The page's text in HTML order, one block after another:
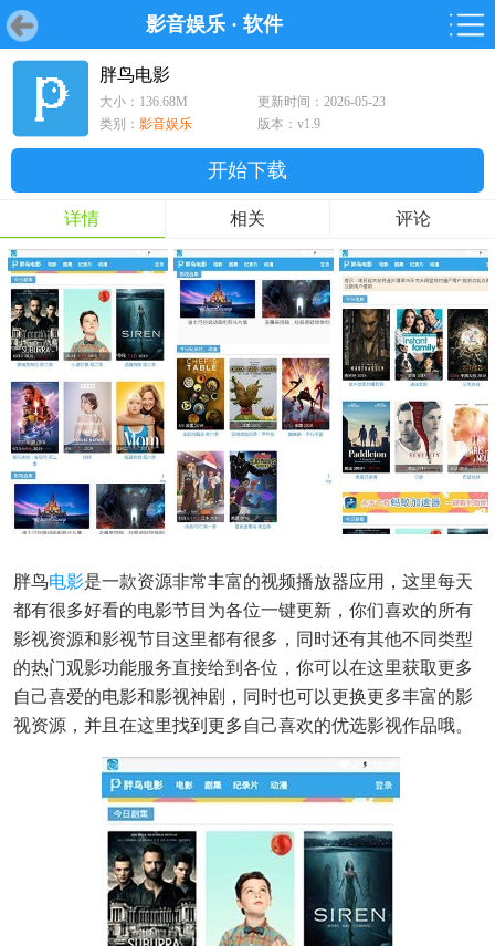
影音娱乐 · 软件
游戏
软件 鸿蒙
游戏 软件
胖鸟电影
大小：136.68M
更新时间：2026-05-23
类别： 影音娱乐 版本：v1.9
开始下载
详情 相关 评论
胖鸟电影是一款资源非常丰富的视频播放器应用，这里每天
都有很多好看的电影节目为各位一键更新，你们喜欢的所有
影视资源和影视节目这里都有很多，同时还有其他不同类型
的热门观影功能服务直接给到各位，你可以在这里获取更多
自己喜爱的电影和影视神剧，同时也可以更换更多丰富的影
视资源，并且在这里找到更多自己喜欢的优选影视作品哦。